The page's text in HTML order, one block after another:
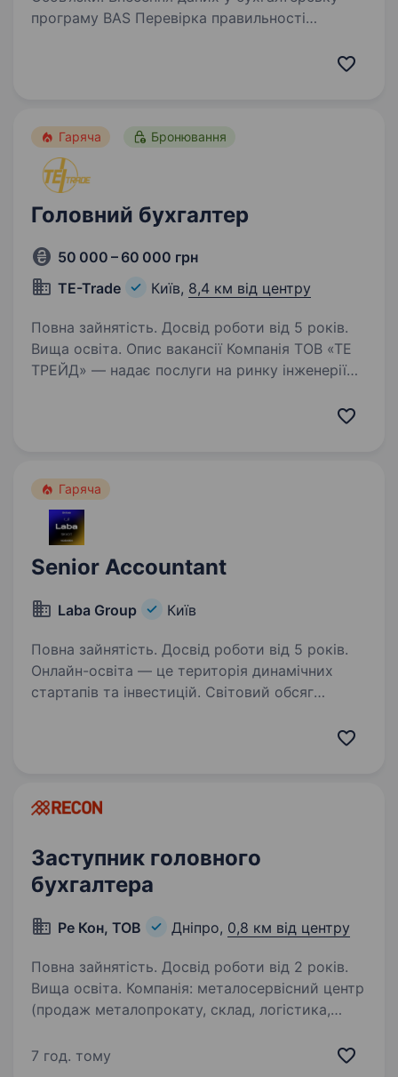
програму BAS Перевірка правильності
Гаряча Бронювання
Головний бухгалтер
50 000 – 60 000 грн
TE-Trade
Київ, 8,4 км від центру
Повна зайнятість. Досвід роботи від 5 років.
Вища освіта. Опис вакансії Компанія ТОВ «ТЕ
ТРЕЙД» — надає послуги на ринку інженерії
роботи по автоматизації систем управління
Гаряча
Senior Accountant
Laba Group Київ
Повна зайнятість. Досвід роботи від 5 років.
Онлайн-освіта — це територія динамічних
стартапів та інвестицій. Cвітовий обсяг
Ми, командаLaba Group, стартували 10 років
Заступник головного
бухгалтера
Ре Кон, ТОВ Дніпро, 0,8 км від центру
Повна зайнятість. Досвід роботи від 2 років.
Вища освіта. Компанія: металосервісний центр
(продаж металопрокату, склад, логістика,
Ключове: ця позиція повністю заміщує
7 год. тому